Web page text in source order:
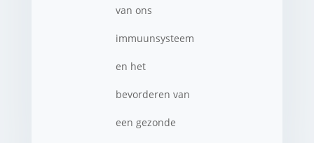
van ons
immuunsysteem
en het
bevorderen van
een gezonde